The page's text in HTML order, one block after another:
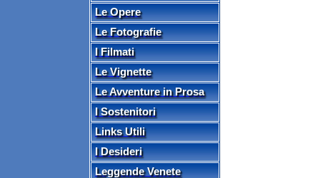
Le Opere
Le Fotografie
I Filmati
Le Vignette
Le Avventure in Prosa
I Sostenitori
Links Utili
I Desideri
Leggende Venete